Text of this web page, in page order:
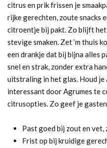
citrus en prik frissen je
rijke gerechten, zoute snacks
citroentje bij pakt. Zo blijft
stevige smaken. Zet ‘m thuis
een drankje dat bij bijna alles
snel en strak, zonder extra
uitstraling in het glas. Houd
interessant door Agrumes te
citrusopties. Zo geef je
Past goed bij zout en vet,
Frist op bij kruidige